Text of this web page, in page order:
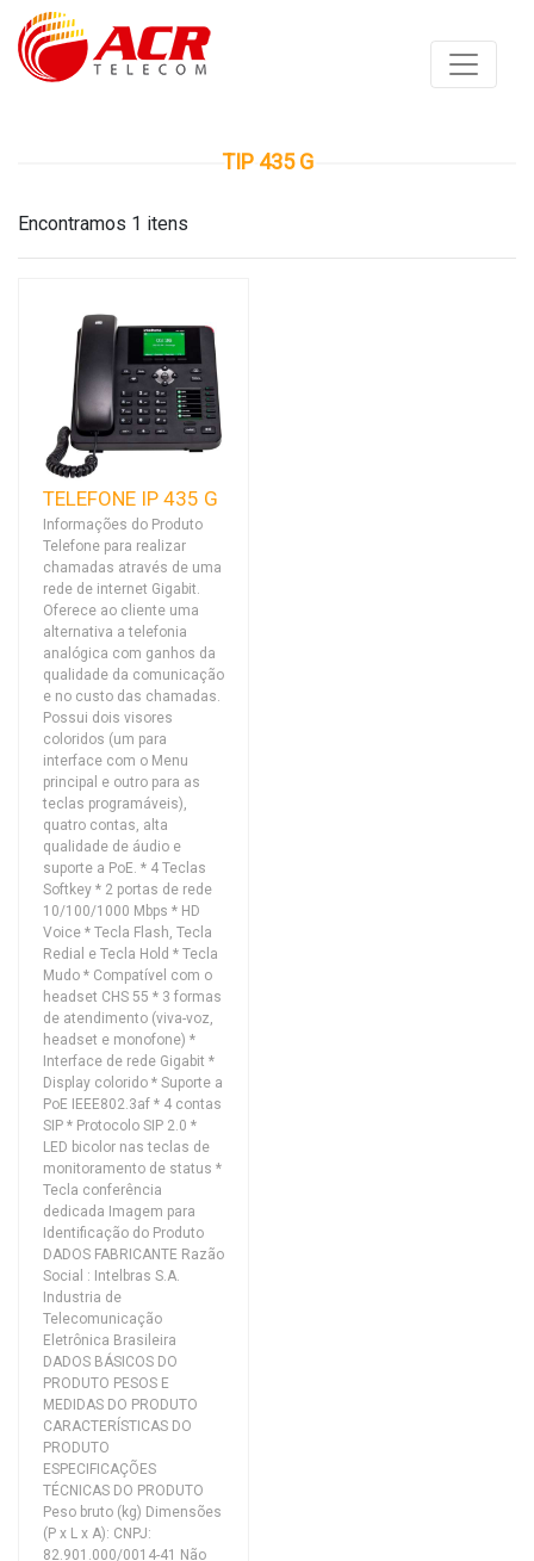
TIP 435 G
Encontramos 1 itens
TELEFONE IP 435 G
Informações do Produto
Telefone para realizar
chamadas através de uma
rede de internet Gigabit.
Oferece ao cliente uma
alternativa a telefonia
analógica com ganhos da
qualidade da comunicação
e no custo das chamadas.
Possui dois visores
coloridos (um para
interface com o Menu
principal e outro para as
teclas programáveis),
quatro contas, alta
qualidade de áudio e
suporte a PoE. * 4 Teclas
Softkey * 2 portas de rede
10/100/1000 Mbps * HD
Voice * Tecla Flash, Tecla
Redial e Tecla Hold * Tecla
Mudo * Compatível com o
headset CHS 55 * 3 formas
de atendimento (viva-voz,
headset e monofone) *
Interface de rede Gigabit *
Display colorido * Suporte a
PoE IEEE802.3af * 4 contas
SIP * Protocolo SIP 2.0 *
LED bicolor nas teclas de
monitoramento de status *
Tecla conferência
dedicada Imagem para
Identificação do Produto
DADOS FABRICANTE Razão
Social : Intelbras S.A.
Industria de
Telecomunicação
Eletrônica Brasileira
DADOS BÁSICOS DO
PRODUTO PESOS E
MEDIDAS DO PRODUTO
CARACTERÍSTICAS DO
PRODUTO
ESPECIFICAÇÕES
TÉCNICAS DO PRODUTO
Peso bruto (kg) Dimensões
(P x L x A): CNPJ:
82.901.000/0014-41 Não